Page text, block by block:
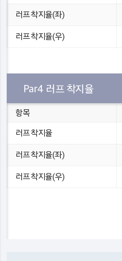
러프 착지율(좌)
러프 착지율(우)
Par4 러프 착지율
항목
러프 착지율
러프 착지율(좌)
러프 착지율(우)